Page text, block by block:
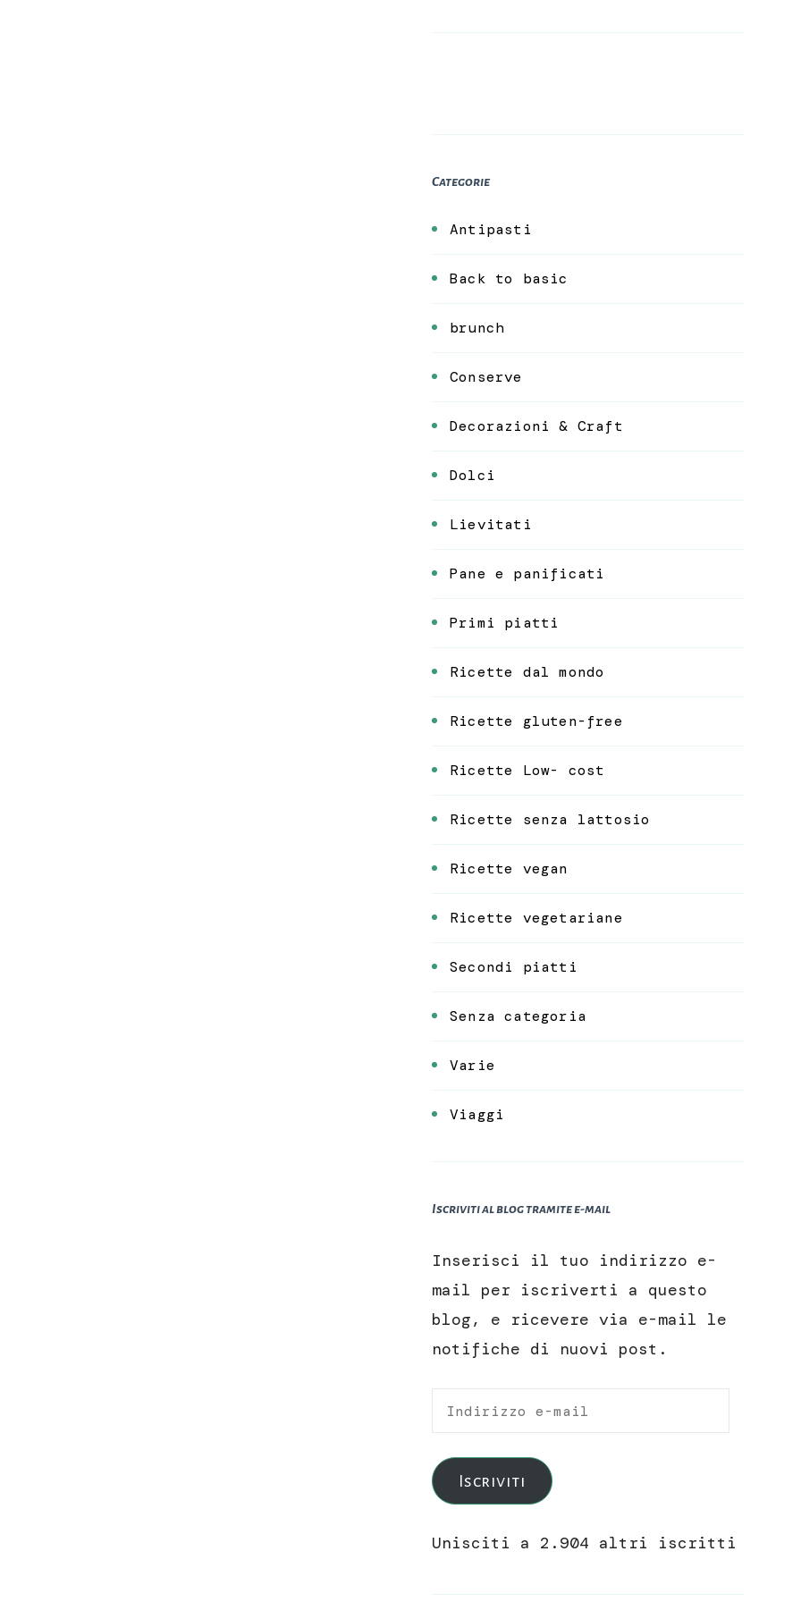
Categorie
Antipasti
Back to basic
brunch
Conserve
Decorazioni & Craft
Dolci
Lievitati
Pane e panificati
Primi piatti
Ricette dal mondo
Ricette gluten-free
Ricette Low- cost
Ricette senza lattosio
Ricette vegan
Ricette vegetariane
Secondi piatti
Senza categoria
Varie
Viaggi
Iscriviti al blog tramite e-mail
Inserisci il tuo indirizzo e-
mail per iscriverti a questo
blog, e ricevere via e-mail le
notifiche di nuovi post.
Indirizzo
mail
Iscriviti
Unisciti a 2.904 altri iscritti